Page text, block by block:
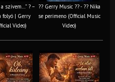
szívem…” ? –
folyó | Gerry
Video)
?? Gerry Music ?? - ?? Nika
se perimeno (Official Music
Video)